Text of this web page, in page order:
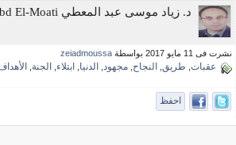
د. زياد موسى عبد المعطي Dr. Zeiad Moussa Abd El-Moati
نشرت فى 11 مايو 2017 بواسطة zeiadmoussa
عقبات طريق النجاح مجهود الدنيا ابتلاء الجنة
احفظ